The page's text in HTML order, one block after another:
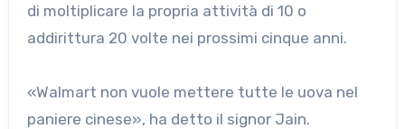
di moltiplicare la propria attività di 10 o
addirittura 20 volte nei prossimi cinque anni.
«Walmart non vuole mettere tutte le uova nel
paniere cinese», ha detto il signor Jain.